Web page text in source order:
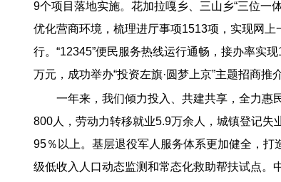
9个项目落地实施。花加拉嘎乡、三山乡“三位一
优化营商环境，梳理进厅事项1513项，实现网
行。“12345”便民服务热线运行通畅，接办率实
万元，成功举办“投资左旗·圆梦上京”主题招商
一年来，我们倾力投入、共建共享，全力惠
800人，劳动力转移就业5.9万余人，城镇登记失
95％以上。基层退役军人服务体系更加健全，
级低收入人口动态监测和常态化救助帮扶试点。